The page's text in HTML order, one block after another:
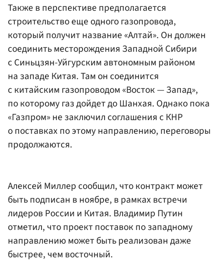
Также в перспективе предполагается
строительство еще одного газопровода,
который получит название «Алтай». Он должен
соединить месторождения Западной Сибири
с Синьцзян-Уйгурским автономным районом
на западе Китая. Там он соединится
с китайским газопроводом «Восток — Запад»,
по которому газ дойдет до Шанхая. Однако пока
«Газпром» не заключил соглашения с КНР
о поставках по этому направлению, переговоры
продолжаются.
Алексей Миллер сообщил, что контракт может
быть подписан в ноябре, в рамках встречи
лидеров России и Китая. Владимир Путин
отметил, что проект поставок по западному
направлению может быть реализован даже
быстрее, чем восточный.